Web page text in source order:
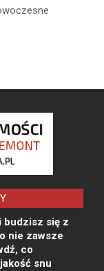
budzisz się z
nie zawsze
co
snu